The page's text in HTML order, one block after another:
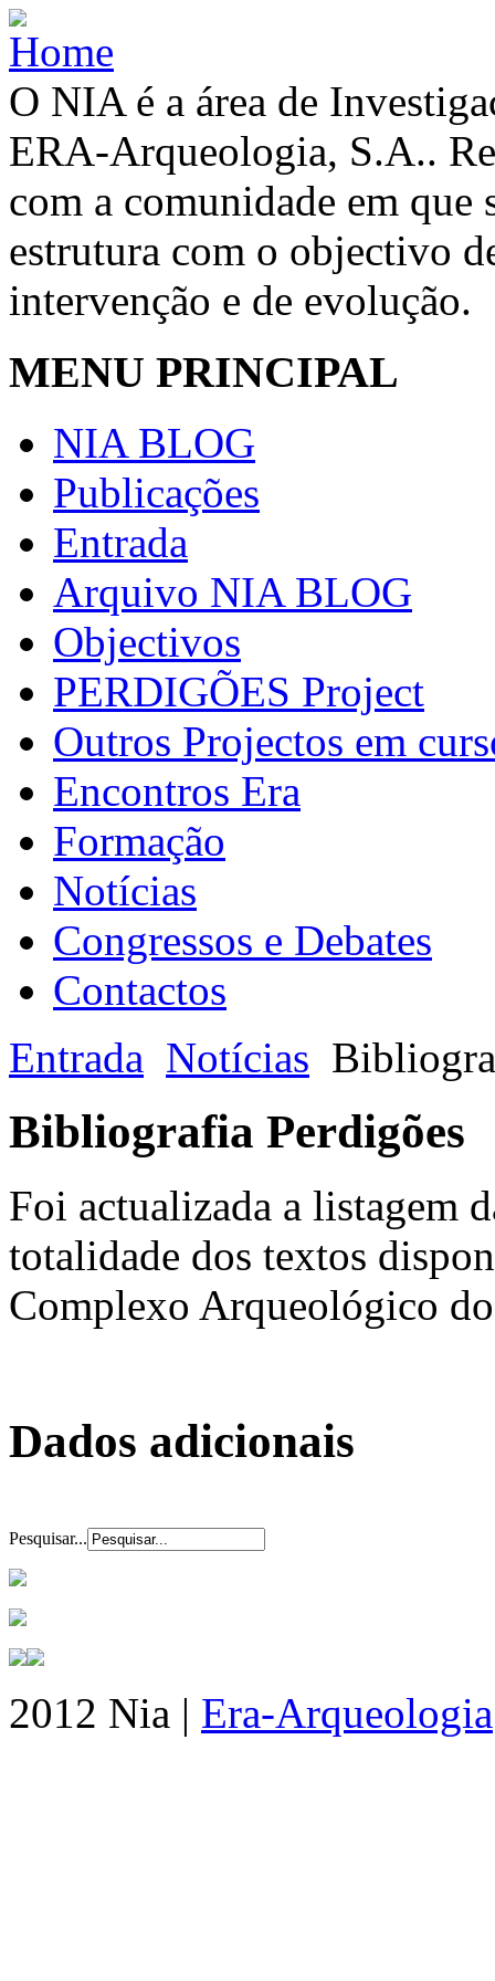
O NIA é a área de
ERA-Arqueologia, S.A..
com a comunidade em que
estrutura com o objectivo
intervenção e de evolução.
MENU PRINCIPAL
NIA BLOG
Publicações
Entrada
Arquivo NIA BLOG
Objectivos
PERDIGÕES Project
Outros Projectos em
Encontros Era
Formação
Notícias
Congressos e Debates
Contactos
Entrada Notícias
Bibliografia Perdigões
Foi actualizada a listagem
totalidade dos textos
Complexo Arqueológico
Dados adicionais
Pesquisar...
2012 Nia | Era-Arqueologia